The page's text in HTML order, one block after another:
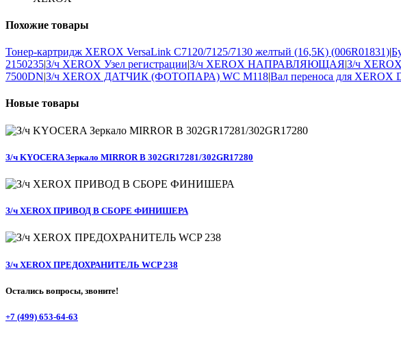
Похожие товары
Тонер-картридж XEROX VersaLink C7120/7125/7130 желтый (16,5K) (006R01831)|
2150235|З/ч XEROX Узел регистрации|З/ч XEROX НАПРАВЛЯЮЩАЯ|З/ч
7500DN|З/ч XEROX ДАТЧИК (ФОТОПАРА) WC M118|Вал переноса для XEROX
Новые товары
З/ч KYOCERA Зеркало MIRROR B 302GR17281/302GR17280
З/ч XEROX ПРИВОД В СБОРЕ ФИНИШЕРА
З/ч XEROX ПРЕДОХРАНИТЕЛЬ WCP 238
Остались вопросы, звоните!
+7 (499) 653-64-63